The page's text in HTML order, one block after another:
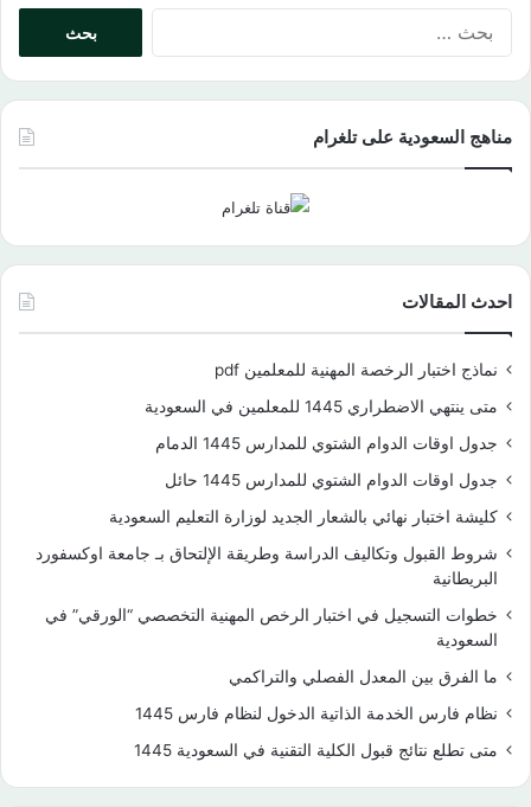
مناهج السعودية على تلغرام
احدث المقالات
نماذج اختبار الرخصة المهنية للمعلمين pdf
متى ينتهي الاضطراري 1445 للمعلمين في السعودية
جدول اوقات الدوام الشتوي للمدارس 1445 الدمام
جدول اوقات الدوام الشتوي للمدارس 1445 حائل
كليشة اختبار نهائي بالشعار الجديد لوزارة التعليم السعودية
شروط القبول وتكاليف الدراسة وطريقة الإلتحاق بـ جامعة اوكسفورد
البريطانية
خطوات التسجيل في اختبار الرخص المهنية التخصصي “الورقي” في
السعودية
ما الفرق بين المعدل الفصلي والتراكمي
نظام فارس الخدمة الذاتية الدخول لنظام فارس 1445
متى تطلع نتائج قبول الكلية التقنية في السعودية 1445